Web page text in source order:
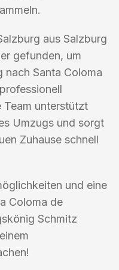
aus Salzburg
gefunden, um
nach Santa Coloma
Team unterstützt
Umzugs und sorgt
Zuhause schnell
und eine
Coloma de
Schmitz